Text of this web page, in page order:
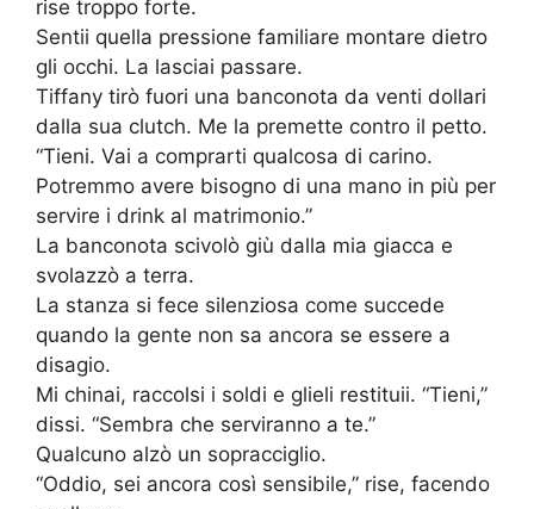
rise troppo forte.
Sentii quella pressione familiare montare dietro
gli occhi. La lasciai passare.
Tiffany tirò fuori una banconota da venti dollari
dalla sua clutch. Me la premette contro il petto.
“Tieni. Vai a comprarti qualcosa di carino.
Potremmo avere bisogno di una mano in più per
servire i drink al matrimonio.”
La banconota scivolò giù dalla mia giacca e
svolazzò a terra.
La stanza si fece silenziosa come succede
quando la gente non sa ancora se essere a
disagio.
Mi chinai, raccolsi i soldi e glieli restituii. “Tieni,”
dissi. “Sembra che serviranno a te.”
Qualcuno alzò un sopracciglio.
“Oddio, sei ancora così sensibile,” rise, facendo